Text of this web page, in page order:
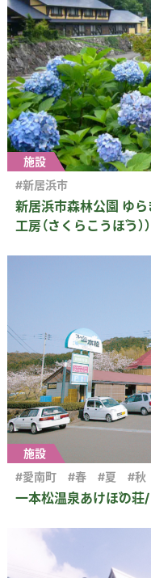
施設
新居浜市森林公園 ゆら
工房（さくらこうぼう））
#新居浜市
施設
一本松温泉あけぼの荘
#愛南町 #春 #夏 #秋